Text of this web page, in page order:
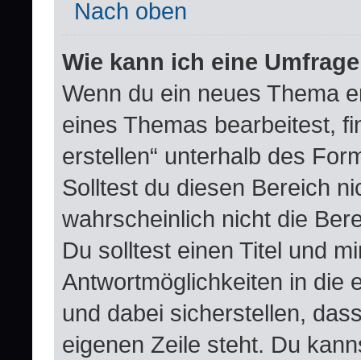
Nach oben
Wie kann ich eine
Wenn du ein neues Thema
eines Themas bearbeitest,
erstellen“ unterhalb des
Solltest du diesen Bereich
wahrscheinlich nicht die
Du solltest einen Titel und
Antwortmöglichkeiten in die
und dabei sicherstellen,
eigenen Zeile steht. Du